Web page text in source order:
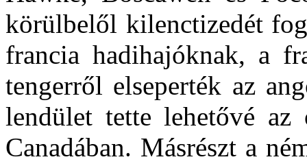
körülbelől kilenctizedét
francia hadihajóknak, a
tengerről elseperték az
lendület tette lehetővé az
Canadában. Másrészt a